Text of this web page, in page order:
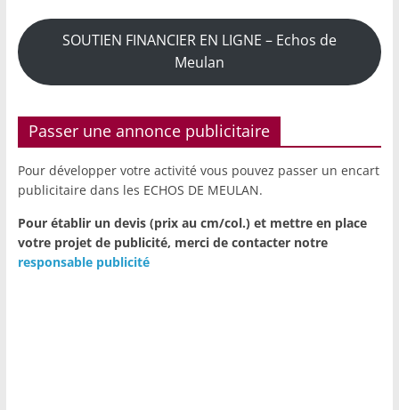
SOUTIEN FINANCIER EN LIGNE – Echos de
Meulan
Passer une annonce publicitaire
Pour développer votre activité vous pouvez passer un encart
publicitaire dans les ECHOS DE MEULAN.
Pour établir un devis (prix au cm/col.) et mettre en place
votre projet de publicité, merci de contacter notre
responsable publicité